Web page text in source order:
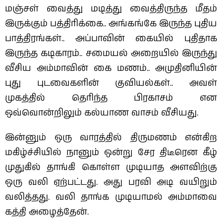
மஞ்சள் வைத்து மடித்து வைத்திருந்த மீதம்
இருக்கும் பத்திரிக்கை.. அங்கங்கே இருந்த புதிய
பாத்திரங்கள்.. அப்பாவின் கையில் புதிதாக
இருந்த கடிகாரம்.. சமையல் அறையில் இருந்து
வீசிய அம்மாவின் கை மணம்.. அமுதினியின்
புது புடவைகளின் குவியல்கள்.. அவள்
முகத்தில் தெரிந்த பிரகாசம் என
ஒவ்வொன்றிலும் கல்யாண வாசம் வீசியது.
இன்னும் ஒரு வாரத்தில் திருமணம் என்கிற
மகிழ்ச்சியில் நானும் ஒன்று சேர திடீரென கீழ்
முதுகில் தாங்கி கொள்ள முடியாத அளவிற்கு
ஒரு வலி ஏற்பட்டது. அது பரவி அடி வயிறும்
வலித்தது. வலி தாங்க முடியாமல் அம்மாவை
கத்தி அழைத்தேன்.